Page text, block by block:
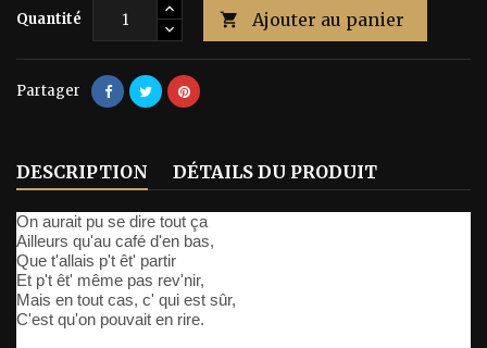
Quantité  Ajouter au panier
Partager
DESCRIPTION DÉTAILS DU PRODUIT
On aurait pu se dire tout ça
Ailleurs qu'au café d'en bas,
Que t'allais p't êt' partir
Et p't êt' même pas rev'nir,
Mais en tout cas, c' qui est sûr,
C'est qu'on pouvait en rire.